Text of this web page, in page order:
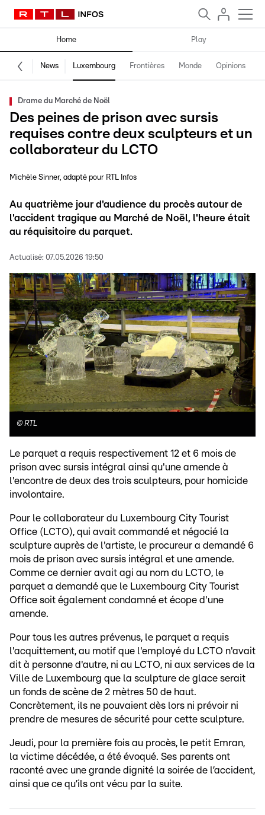
Home Play
News Luxembourg Frontières Monde Opinions
Drame du Marché de Noël
Des peines de prison avec sursis
requises contre deux sculpteurs et un
collaborateur du LCTO
Michèle Sinner adapté pour RTL Infos
Au quatrième jour d'audience du procès autour de
l'accident tragique au Marché de Noël, l'heure était
au réquisitoire du parquet.
Actualisé: 07.05.2026 19:50
© RTL
Le parquet a requis respectivement 12 et 6 mois de
prison avec sursis intégral ainsi qu'une amende à
l'encontre de deux des trois sculpteurs, pour homicide
involontaire.
Pour le collaborateur du Luxembourg City Tourist
Office (LCTO), qui avait commandé et négocié la
sculpture auprès de l'artiste, le procureur a demandé 6
mois de prison avec sursis intégral et une amende.
Comme ce dernier avait agi au nom du LCTO, le
parquet a demandé que le Luxembourg City Tourist
Office soit également condamné et écope d'une
amende.
Pour tous les autres prévenus, le parquet a requis
l'acquittement, au motif que l'employé du LCTO n'avait
dit à personne d'autre, ni au LCTO, ni aux services de la
Ville de Luxembourg que la sculpture de glace serait
un fonds de scène de 2 mètres 50 de haut.
Concrètement, ils ne pouvaient dès lors ni prévoir ni
prendre de mesures de sécurité pour cette sculpture.
Jeudi, pour la première fois au procès, le petit Emran,
la victime décédée, a été évoqué. Ses parents ont
raconté avec une grande dignité la soirée de l’accident,
ainsi que ce qu’ils ont vécu par la suite.